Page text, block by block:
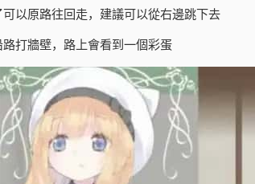
以原路往回走，建議可以從右邊跳下去
打牆壁，路上會看到一個彩蛋